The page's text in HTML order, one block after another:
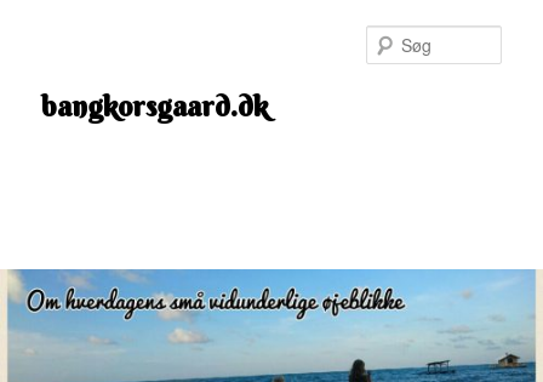
indholdbangkorsgaard.dk